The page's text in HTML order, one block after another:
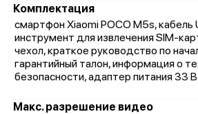
Комплектация
смартфон Xiaomi POCO M5s, кабель
инструмент для извлечения SIM-
чехол, краткое руководство по
гарантийный талон, информация о
безопасности, адаптер питания 33
Макс. разрешение видео